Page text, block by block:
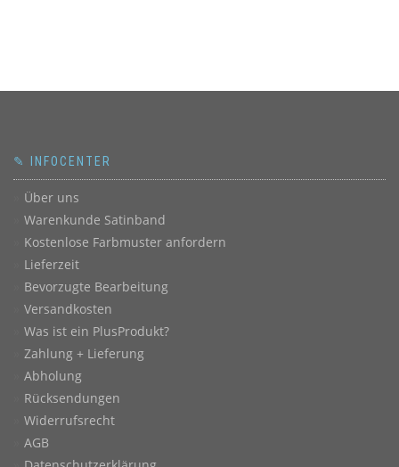
✎ INFOCENTER
Über uns
Warenkunde Satinband
Kostenlose Farbmuster anfordern
Lieferzeit
Bevorzugte Bearbeitung
Versandkosten
Was ist ein PlusProdukt?
Zahlung + Lieferung
Abholung
Rücksendungen
Widerrufsrecht
AGB